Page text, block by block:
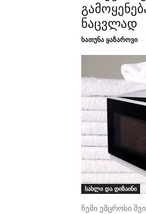
ნაცვლად
ხათუნა ყაზაროვი -
სახლი და დიზაინი
ჩემი უმცროსი